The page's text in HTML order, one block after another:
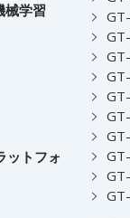
械学習
ットフォ